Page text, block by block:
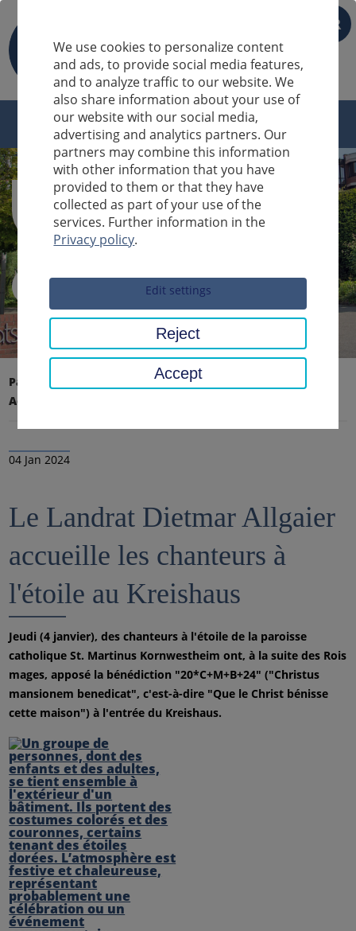
FR
Sucheingabe
Page d'accueil
Conseil régional, district
Actualités
04 Jan 2024
Le Landrat Dietmar Allgaier
accueille les chanteurs à
l'étoile au Kreishaus
Jeudi (4 janvier), des chanteurs à l'étoile de la paroisse
catholique St. Martinus Kornwestheim ont, à la suite des Rois
mages, apposé la bénédiction "20*C+M+B+24" ("Christus
mansionem benedicat", c'est-à-dire "Que le Christ bénisse
cette maison") à l'entrée du Kreishaus.
We use cookies to personalize content
and ads, to provide social media features,
and to analyze traffic to our website. We
also share information about your use of
our website with our social media,
advertising and analytics partners. Our
partners may combine this information
with other information that you have
provided to them or that they have
collected as part of your use of the
services. Further information in the
Privacy policy.
Edit settings
Reject
Accept